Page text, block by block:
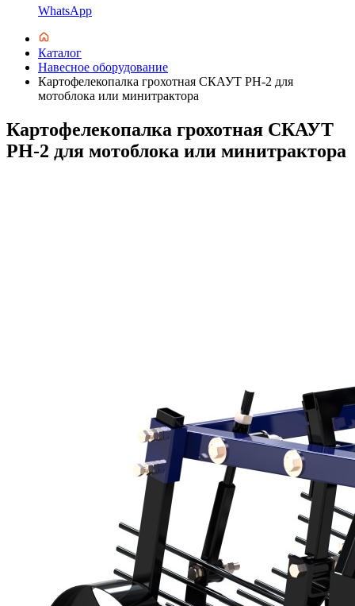
WhatsApp
Каталог
Навесное оборудование
Картофелекопалка грохотная СКАУТ PH-2 для
мотоблока или минитрактора
Картофелекопалка грохотная СКАУТ
PH-2 для мотоблока или минитрактора